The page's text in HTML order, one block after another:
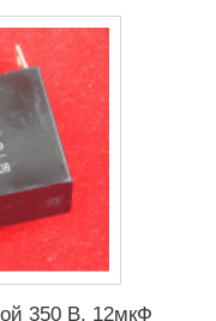
350 В, 12мкФ